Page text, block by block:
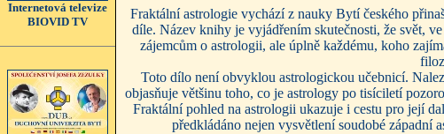
Internetová televize
BIOVID TV
Fraktální astrologie vychází z nauky Bytí českého
díle. Název knihy je vyjádřením skutečnosti, že svět,
zájemcům o astrologii, ale úplně každému, koho
Toto dílo není obvyklou astrologickou učebnicí.
objasňuje většinu toho, co je astrology po tisíciletí
Fraktální pohled na astrologii ukazuje i cestu pro její
předkládáno nejen vysvětlení soudobé